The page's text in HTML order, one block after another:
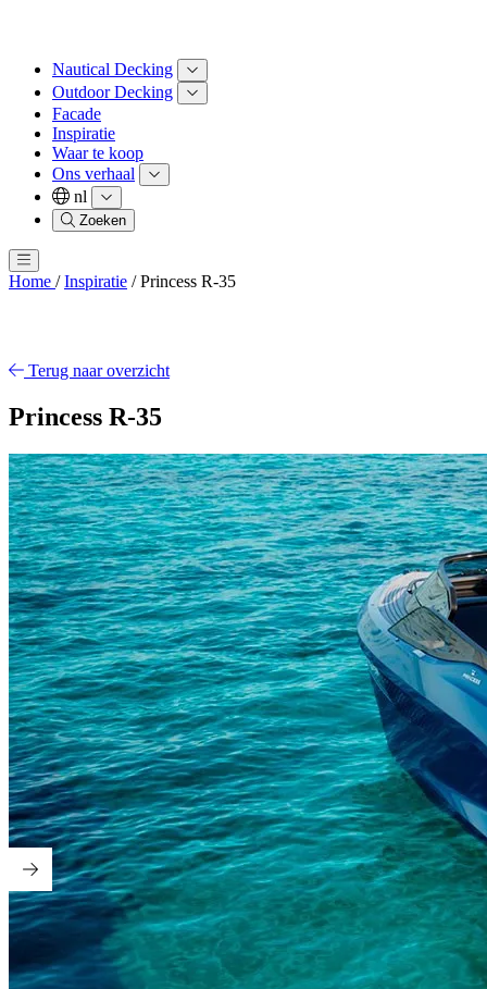
Nautical Decking
Outdoor Decking
Facade
Inspiratie
Waar te koop
Ons verhaal
nl
Zoeken
Home / Inspiratie / Princess R-35
Terug naar overzicht
Princess R-35